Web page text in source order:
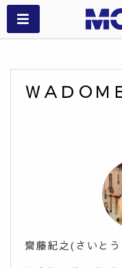
ＷＡＤＯＭ
齋藤紀之(さいと